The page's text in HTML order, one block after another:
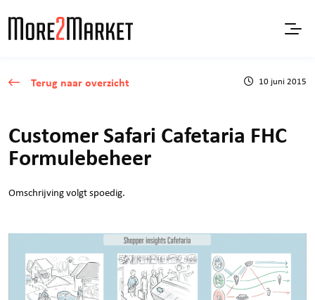
Terug naar overzicht 10 juni 2015
Customer Safari Cafetaria FHC
Formulebeheer
Omschrijving volgt spoedig.